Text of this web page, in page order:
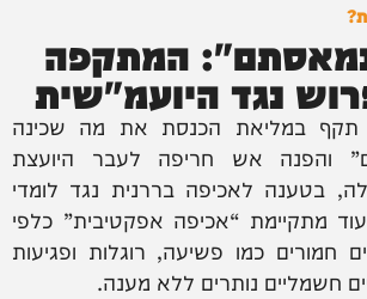
נמאסתם": המתקפה
נגד היועמ"שית
במליאת הכנסת את מה שכינה
והפנה אש חריפה לעבר היועצת
בטענה לאכיפה בררנית נגד לומדי
מתקיימת “אכיפה אפקטיבית” כלפי
חמורים כמו פשיעה, רוגלות ופגיעות
חשמליים נותרים ללא מענה.